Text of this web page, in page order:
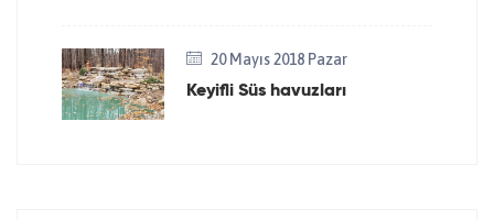
20 Mayıs 2018 Pazar
Keyifli Süs havuzları